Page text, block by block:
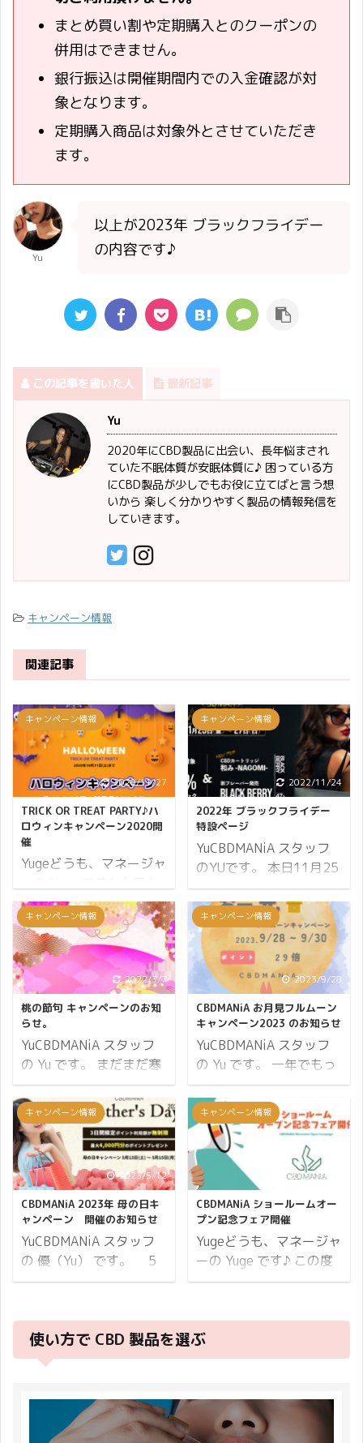
まとめ買い割や定期購入とのクーポンの
併用はできません。
銀行振込は開催期間内での入金確認が対
象となります。
定期購入商品は対象外とさせていただき
ます。
Yu
以上が2023年 ブラックフライデー
の内容です♪
この記事を書いた人 最新記事
Yu
2020年にCBD製品に出会い、長年悩まされ
ていた不眠体質が安眠体質に♪ 困っている方
にCBD製品が少しでもお役に立てばと言う想
いから 楽しく分かりやすく製品の情報発信を
していきます。
キャンペーン情報
関連記事
キャンペーン情報
2020/11/27
TRICK OR TREAT PARTY♪ハ
ロウィンキャンペーン2020開
催
Yugeどうも、マネージャ
り新商品の販売を開始し
ます。 詳細は後述します
が、4種類の CBD 製品
（バーム、セラム、パッ
チ、フットパッチ）で
す。 ポイント12倍 新商
品 20% オフクーポン プ
レゼント商品 上記のキャ
ンペーンに合わせて長期
は詳細です。 開催期間
23日間開催 2020年10月
9日(金)12:00から10月
31日(土)23:59まで。 ※
開催期間内でのご注文が
対象となります。 続いて
ポイントについてです。
ポイント12倍 小計に対
して ...
キャンペーン情報
2022/11/24
2022年 ブラックフライデー
特設ページ
YuCBDMANiA スタッフ
のYUです。 本日11月25
日開催！ブラックフライ
デーの特設ページになり
ます。 ブラックフライデ
ーセールは本日2022年
11月25日（金）から3日
間限定です！ イベント情
報はこちらでご確認くだ
さい。 ブラックフライデ
ーとは アメリカの祝日で
ある感謝祭（11月の第4
木曜日）の翌日金曜日の
こと。アメリカの小売業
界で最大規模のセールと
なり、年末商戦の幕開け
を告げるイベント。多く
の企業や商店が大型商戦
をしかけ、黒字になると
いう解釈からブラックフ
ライデー（Black
Friday）と呼 ...
キャンペーン情報
2022/3/7
桃の節句 キャンペーンのお知
らせ。
YuCBDMANiA スタッフ
の Yu です。 まだまだ寒
い中、春の兆しを感じる
頃となりました。 3月3
日はひな祭り。 元々女の
子の行事では無く、由来
は中国から伝わった「五
節句」という行事のひと
つで季節の節目を意味し
ます。 季節の節目は邪気
が入りやすいとされ、昔
中国では川で身を清める
習慣がありました。 桃の
は古くから魔除けや邪気
を払う力があるとされて
います。 明るく強い桃を
も、いつでも皆さまによ
りそい 使っていて健康で
楽しくなるようなCBD 製
キャンペーン情報
2023/9/28
CBDMANiA お月見フルムーン
キャンペーン2023 のお知らせ
YuCBDMANiA スタッフ
の Yu です。 一年でもっ
とも月が美しく見える日
を「中秋の名月」といい
ます。 十五夜とも呼びま
すね。 今年の十五夜は、
9月29日（金）です。 こ
の時期は、暑さが和らぎ
湿気も減って空気が澄ん
でいる季節になってきま
した。 湿気が減ることで
空気中の水蒸気量が下が
るので、月の輪郭がくっ
月の高さは太陽と逆なの
で、夏は低く冬は高くな
ります。 秋は低すぎず高
上げるのにちょうど良い
高さなので、一年の中で
もっとも美しい姿を見る
キャンペーン情報
2023/5/12
CBDMANiA 2023年 母の日キ
ャンペーン 開催のお知らせ
YuCBDMANiA スタッフ
の 優（Yu） です。 5
月の第2日曜日は母の日
い感謝の気持ちを伝える
日ですが、起源は世界中
で様々です。 母の日の起
リカで、 南北戦争時代に
敵味方問わずに負傷兵の
ケアをしていた女性が亡
キャンペーン情報
2019/10/10
CBDMANiA ショールームオー
プン記念フェア開催
Yugeどうも、マネージャ
ーの Yuge です♪ この度
CBDMANiA のショールー
ープン記念フェアを開催
いたします。 8% ポイン
トバック もれなく
呈 最大4,000ポイント +
商品プレゼント 上記の通
りイベント盛りだくさん
使い方で CBD 製品を選ぶ